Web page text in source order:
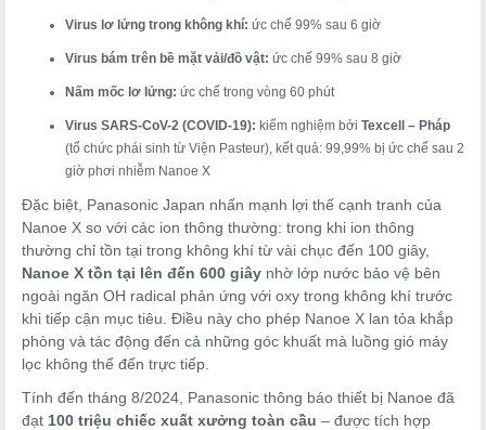
Virus lơ lửng trong không khí: ức chế 99% sau 6 giờ
Virus bám trên bề mặt vải/đồ vật: ức chế 99% sau 8 giờ
Nấm mốc lơ lửng: ức chế trong vòng 60 phút
Virus SARS-CoV-2 (COVID-19): kiểm nghiệm bởi Texcell – Pháp
(tổ chức phái sinh từ Viện Pasteur), kết quả: 99,99% bị ức chế sau 2
giờ phơi nhiễm Nanoe X
Đặc biệt, Panasonic Japan nhấn mạnh lợi thế cạnh tranh của
Nanoe X so với các ion thông thường: trong khi ion thông
thường chỉ tồn tại trong không khí từ vài chục đến 100 giây,
Nanoe X tồn tại lên đến 600 giây nhờ lớp nước bảo vệ bên
ngoài ngăn OH radical phản ứng với oxy trong không khí trước
khi tiếp cận mục tiêu. Điều này cho phép Nanoe X lan tỏa khắp
phòng và tác động đến cả những góc khuất mà luồng gió máy
lọc không thể đến trực tiếp.
Tính đến tháng 8/2024, Panasonic thông báo thiết bị Nanoe đã
đạt 100 triệu chiếc xuất xưởng toàn cầu – được tích hợp